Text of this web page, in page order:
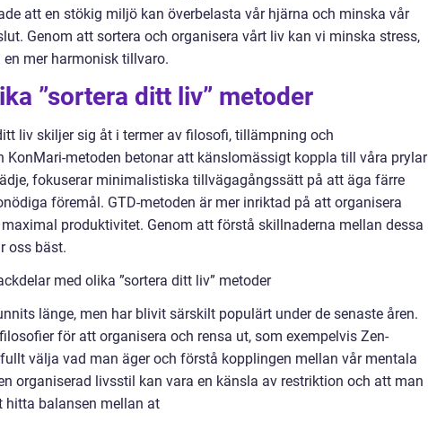
att en stökig miljö kan överbelasta vår hjärna och minska vår
Genom att sortera och organisera vårt liv kan vi minska stress,
mer harmonisk tillvaro.
”sortera ditt liv” metoder
liv skiljer sig åt i termer av filosofi, tillämpning och
KonMari-metoden betonar att känslomässigt koppla till våra prylar
fokuserar minimalistiska tillvägagångssätt på att äga färre
föremål. GTD-metoden är mer inriktad på att organisera
produktivitet. Genom att förstå skillnaderna mellan dessa
oss bäst.
med olika ”sortera ditt liv” metoder
länge, men har blivit särskilt populärt under de senaste åren.
för att organisera och rensa ut, som exempelvis Zen-
välja vad man äger och förstå kopplingen mellan vår mentala
organiserad livsstil kan vara en känsla av restriktion och att man
hitta balansen mellan at